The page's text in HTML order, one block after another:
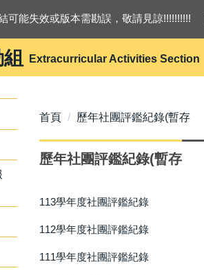
Extracurricular Activities Section
可能失效或版本需勘誤，敬請見諒!!!!!!!!!!
首頁 歷年社團評鑑紀錄(暫存
歷年社團評鑑紀錄(暫存
113學年度社團評鑑紀錄
112學年度社團評鑑紀錄
111學年度社團評鑑紀錄